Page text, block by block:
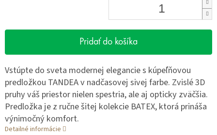
Pridať do košíka
Vstúpte do sveta modernej elegancie s kúpeľňovou
predložkou TANDEA v nadčasovej sivej farbe. Zvislé 3D
pruhy váš priestor nielen spestria, ale aj opticky zväčšia.
Predložka je z ručne šitej kolekcie BATEX, ktorá prináša
výnimočný komfort.
Detailné informácie